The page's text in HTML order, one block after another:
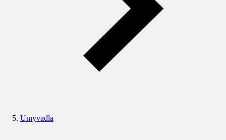
Umyvadla